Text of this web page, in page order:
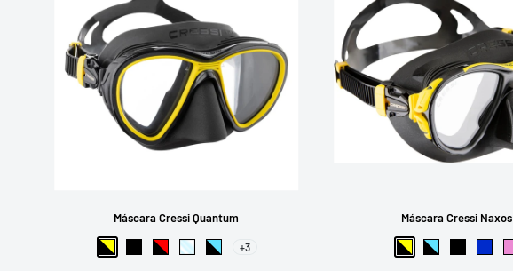
Máscara Cressi Quantum
Preto-Amarelo
PretoPreto-Vermelho
Transparente
Preto-Azul
+3
Máscara Cressi Naxos
Preto-Amarelo
Preto-Azul